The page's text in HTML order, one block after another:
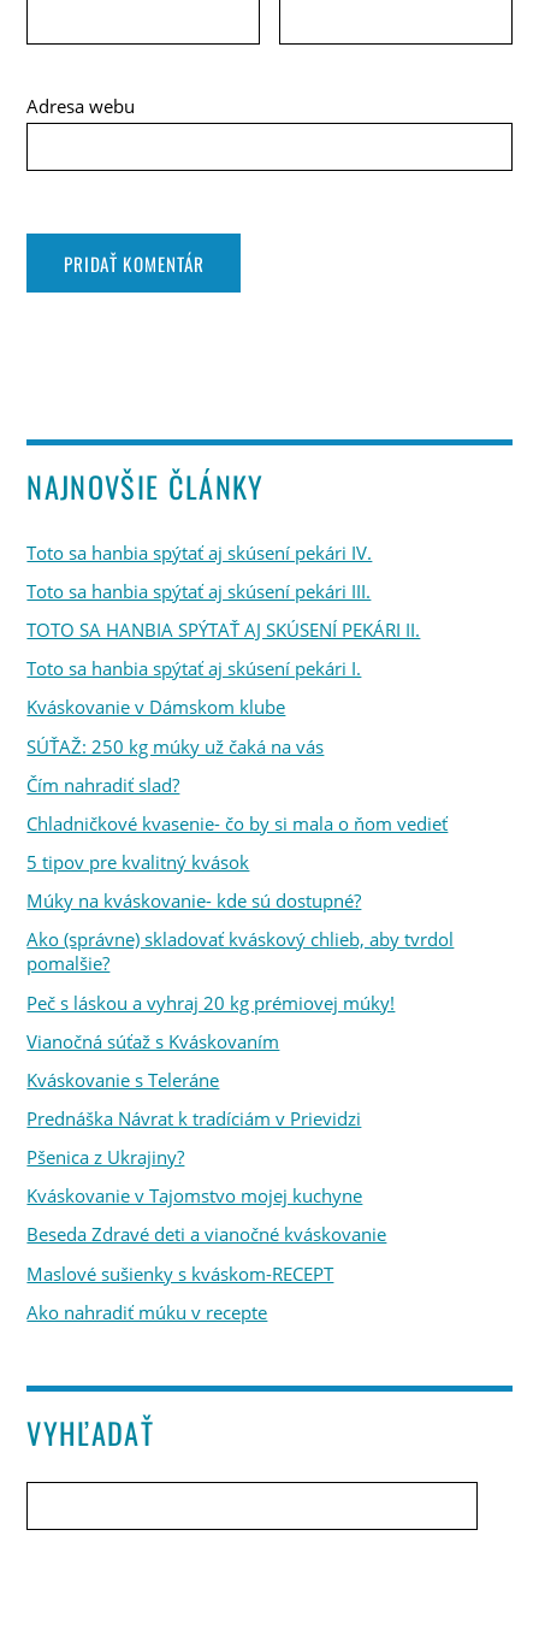
Adresa webu
NAJNOVŠIE ČLÁNKY
Toto sa hanbia spýtať aj skúsení pekári IV.
Toto sa hanbia spýtať aj skúsení pekári III.
TOTO SA HANBIA SPÝTAŤ AJ SKÚSENÍ PEKÁRI II.
Toto sa hanbia spýtať aj skúsení pekári I.
Kváskovanie v Dámskom klube
SÚŤAŽ: 250 kg múky už čaká na vás
Čím nahradiť slad?
Chladničkové kvasenie- čo by si mala o ňom vedieť
5 tipov pre kvalitný kvások
Múky na kváskovanie- kde sú dostupné?
Ako (správne) skladovať kváskový chlieb, aby tvrdol
pomalšie?
Peč s láskou a vyhraj 20 kg prémiovej múky!
Vianočná súťaž s Kváskovaním
Kváskovanie s Teleráne
Prednáška Návrat k tradíciám v Prievidzi
Pšenica z Ukrajiny?
Kváskovanie v Tajomstvo mojej kuchyne
Beseda Zdravé deti a vianočné kváskovanie
Maslové sušienky s kváskom-RECEPT
Ako nahradiť múku v recepte
VYHĽADAŤ